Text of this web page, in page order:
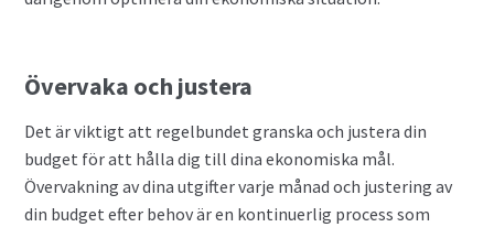
Övervaka och justera
Det är viktigt att regelbundet granska och justera din
budget för att hålla dig till dina ekonomiska mål.
Övervakning av dina utgifter varje månad och justering av
din budget efter behov är en kontinuerlig process som